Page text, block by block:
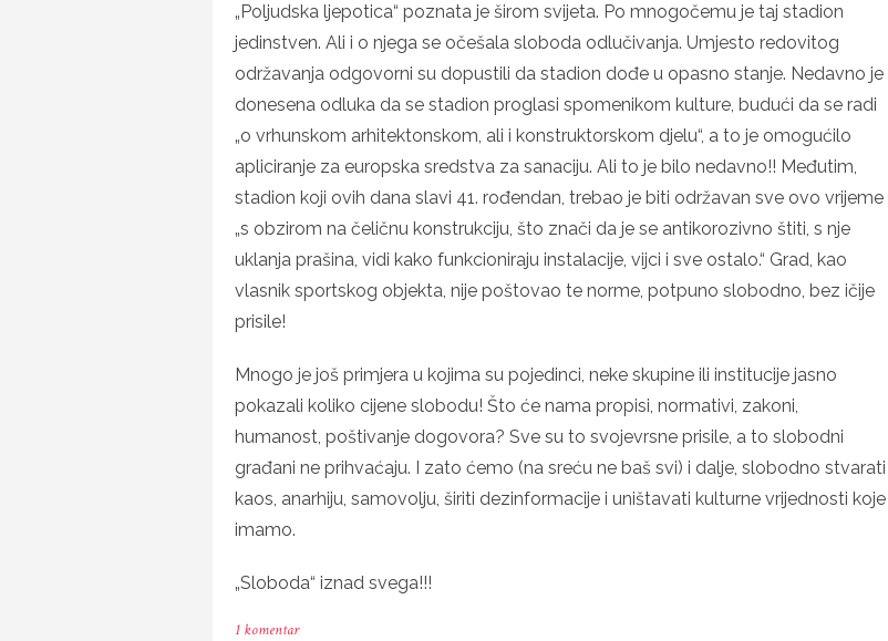
„Poljudska ljepotica“ poznata je širom svijeta. Po mnogočemu je taj stadion
jedinstven. Ali i o njega se očešala sloboda odlučivanja. Umjesto redovitog
održavanja odgovorni su dopustili da stadion dođe u opasno stanje. Nedavno je
donesena odluka da se stadion proglasi spomenikom kulture, budući da se radi
„o vrhunskom arhitektonskom, ali i konstruktorskom djelu“, a to je omogućilo
apliciranje za europska sredstva za sanaciju. Ali to je bilo nedavno!! Međutim,
stadion koji ovih dana slavi 41. rođendan, trebao je biti održavan sve ovo vrijeme
„s obzirom na čeličnu konstrukciju, što znači da je se antikorozivno štiti, s nje
uklanja prašina, vidi kako funkcioniraju instalacije, vijci i sve ostalo.“ Grad, kao
vlasnik sportskog objekta, nije poštovao te norme, potpuno slobodno, bez ičije
prisile!
Mnogo je još primjera u kojima su pojedinci, neke skupine ili institucije jasno
pokazali koliko cijene slobodu! Što će nama propisi, normativi, zakoni,
humanost, poštivanje dogovora? Sve su to svojevrsne prisile, a to slobodni
građani ne prihvaćaju. I zato ćemo (na sreću ne baš svi) i dalje, slobodno stvarati
kaos, anarhiju, samovolju, širiti dezinformacije i uništavati kulturne vrijednosti koje
imamo.
„Sloboda“ iznad svega!!!
1 komentarna